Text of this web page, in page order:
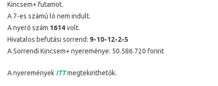
Kincsem+ futamot.
A 7-es számú ló nem indult.
A nyerő szám 1614volt.
Hivatalos befutási sorrend: 9-10-12-2-5
A Sorrendi Kincsem+ nyereménye: 50.586.720 forint
A nyeremények ITTmegtekinthetők.